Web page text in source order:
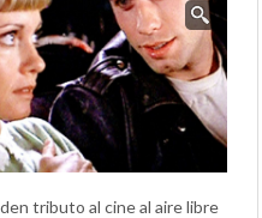
tributo al cine al aire libre